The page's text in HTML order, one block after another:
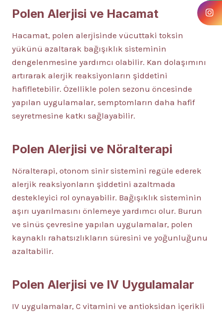
Polen Alerjisi ve Hacamat
Hacamat, polen alerjisinde vücuttaki toksin
yükünü azaltarak bağışıklık sisteminin
dengelenmesine yardımcı olabilir. Kan dolaşımını
artırarak alerjik reaksiyonların şiddetini
hafifletebilir. Özellikle polen sezonu öncesinde
yapılan uygulamalar, semptomların daha hafif
seyretmesine katkı sağlayabilir.
Polen Alerjisi ve Nöralterapi
Nöralterapi, otonom sinir sistemini regüle ederek
alerjik reaksiyonların şiddetini azaltmada
destekleyici rol oynayabilir. Bağışıklık sisteminin
aşırı uyarılmasını önlemeye yardımcı olur. Burun
ve sinüs çevresine yapılan uygulamalar, polen
kaynaklı rahatsızlıkların süresini ve yoğunluğunu
azaltabilir.
Polen Alerjisi ve IV Uygulamalar
IV uygulamalar, C vitamini ve antioksidan içerikli